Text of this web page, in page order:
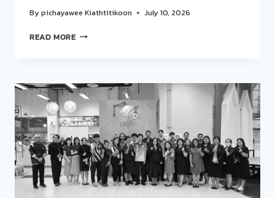
Bypichayawee Kiathtitikoon July 10, 2026
READ MOREสวน
ร่วม
กับ
ศูนย์
สนเทศ
แนะแนว
การ
ศึกษา
และ
อาชีพ